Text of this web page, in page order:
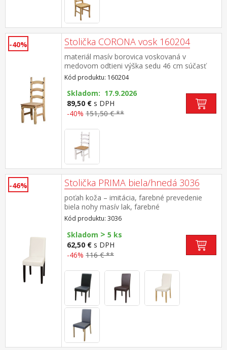
-40% Stolička CORONA vosk 160204
materiál masív borovica voskovaná v
medovom odtieni výška sedu 46 cm súčasť
zostavy Corona
Kód produktu: 160204
Skladom: 17.9.2026
89,50 € s DPH
-40% 151,50 € **
-46% Stolička PRIMA biela/hnedá 3036
poťah koža – imitácia, farebné prevedenie
biela nohy masív lak, farebné
prevedenie tmavo hnedá výška sedu 47 cm,
odporúčaná nosnosť do 120 kg
Kód produktu: 3036
Skladom > 5 ks
62,50 € s DPH
-46% 116 € **